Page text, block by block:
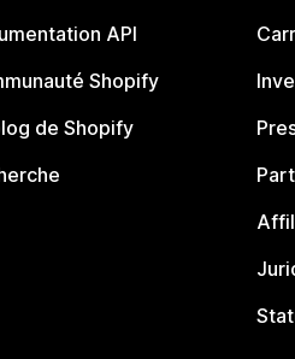
API
Shopify
de Shopify